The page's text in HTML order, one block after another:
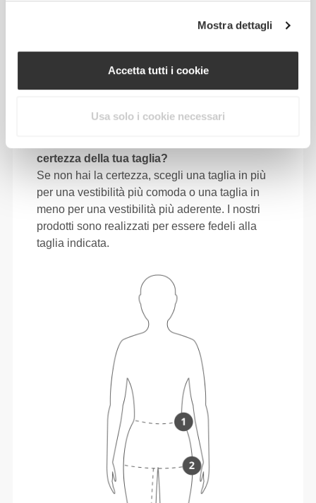
Mostra dettagli
Accetta tutti i cookie
Usa solo i cookie necessari
M
31"1/2- 34"5/8
41"3/4- 45"3/4
30"15/16
XL
certezza della tua taglia?
Se non hai la certezza, scegli una taglia in più
per una vestibilità più comoda o una taglia in
meno per una vestibilità più aderente. I nostri
prodotti sono realizzati per essere fedeli alla
taglia indicata.